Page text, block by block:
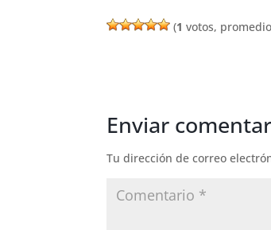
(1 votos,
Enviar
Tu dirección de correo